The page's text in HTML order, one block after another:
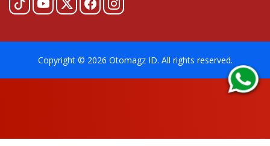
Copyright © 2026 Otomagz ID. All rights reserved.